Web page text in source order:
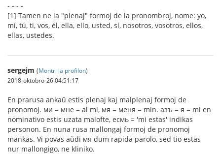
- - - -
[1] Tamen ne la "plenaj" formoj de la pronombroj, nome: yo,
mí, tú, ti, vos, él, ella, ello, usted, sí, nosotros, vosotros, ellos,
ellas, ustedes.
sergejm (Montri la profilon)
2018-oktobro-26 04:51:17
En prarusa ankaŭ estis plenaj kaj malplenaj formoj de
pronomoj. ми = мне = al mi, мя = меня = min. азъ = я = mi en
nominativo estis uzata malofte, есмь = 'mi estas' indikas
personon. En nuna rusa mallongaj formoj de pronomoj
mankas. Vi povas aŭdi мя dum rapida parolo, sed tio estas
nur mallongigo, ne kliniko.